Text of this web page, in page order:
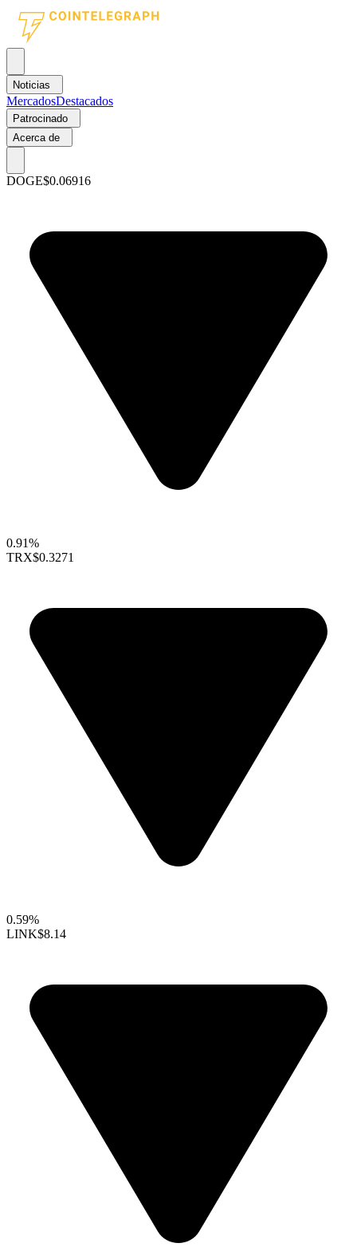
Noticias
MercadosDestacados
Patrocinado
Acerca de
DOGE$0.06916
0.91%
TRX$0.3271
0.59%
LINK$8.14